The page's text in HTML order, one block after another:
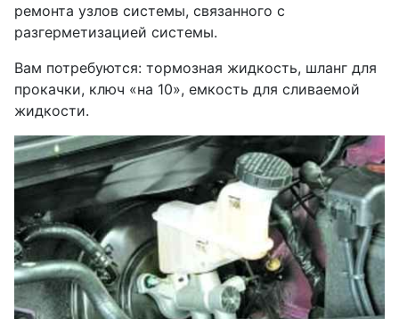
ремонта узлов системы, связанного с
разгерметизацией системы.
Вам потребуются: тормозная жидкость, шланг для
прокачки, ключ «на 10», емкость для сливаемой
жидкости.